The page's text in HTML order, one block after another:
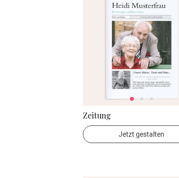
Zeitung
Jetzt gestalten